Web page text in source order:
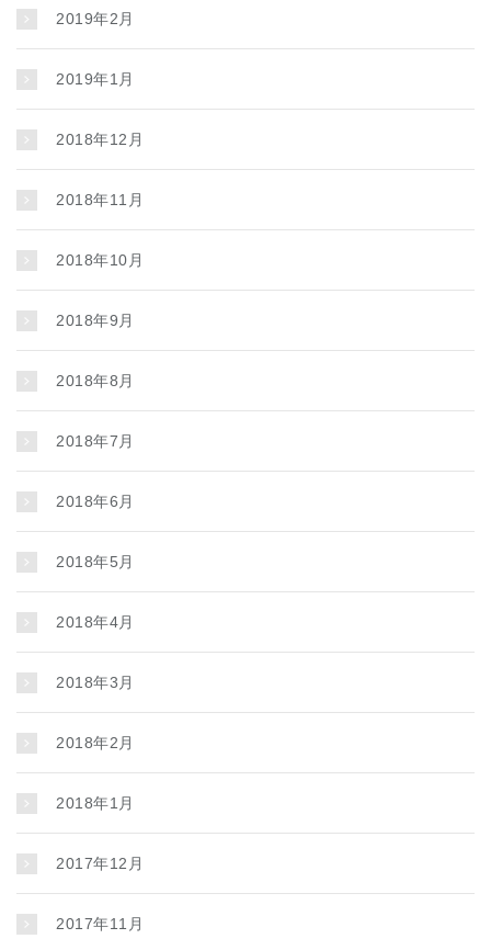
2019年2月
2019年1月
2018年12月
2018年11月
2018年10月
2018年9月
2018年8月
2018年7月
2018年6月
2018年5月
2018年4月
2018年3月
2018年2月
2018年1月
2017年12月
2017年11月